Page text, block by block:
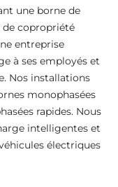
une borne de
de copropriété
entreprise
à ses employés et
Nos installations
monophasées
rapides. Nous
intelligentes et
électriques